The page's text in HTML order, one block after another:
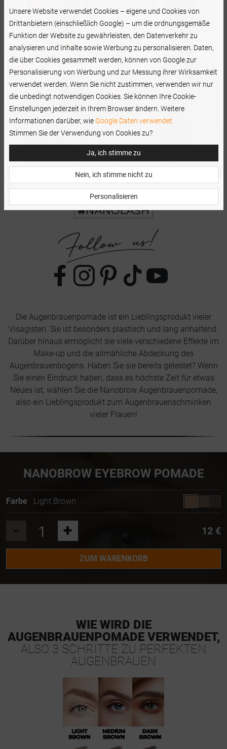
Die Augenbrauenpomade ist ein Lieblingsprodukt vieler
Visagisten. Sie ist besonders plastisch und lang anhaltend.
Darüber hinaus ermöglicht sie viele verschiedene Effekte im
Make-up und die allmähliche Abdeckung des
Augenbrauenbogens. Haben Sie sie bereits getestet? Wenn
Sie einen Eindruck haben, dass es höchste Zeit für etwas
Neues ist, wählen Sie die Nanobrow Augenbrauenpomade,
also ein Lieblingsprodukt zum Augenbrauenschminken
vieler Frauen!
NANOBROW EYEBROW POMADE
Farbe Light Brown
+ 12 €
ZUM WARENKORB
WIE WIRD DIE
AUGENBRAUENPOMADE VERWENDET,
ALSO 3 SCHRITTE ZU PERFEKTEN
AUGENBRAUEN
Unsere Website verwendet Cookies – eigene und Cookies von
Drittanbietern (einschließlich Google) – um die ordnungsgemäße
Funktion der Website zu gewährleisten, den Datenverkehr zu
analysieren und Inhalte sowie Werbung zu personalisieren. Daten,
die über Cookies gesammelt werden, können von Google zur
Personalisierung von Werbung und zur Messung ihrer Wirksamkeit
verwendet werden. Wenn Sie nicht zustimmen, verwenden wir nur
die unbedingt notwendigen Cookies. Sie können Ihre Cookie-
Einstellungen jederzeit in Ihrem Browser ändern. Weitere
Informationen darüber, wie Google Daten verwendet.
Stimmen Sie der Verwendung von Cookies zu?
Ja, ich stimme zu
Nein, ich stimme nicht zu
Personalisieren